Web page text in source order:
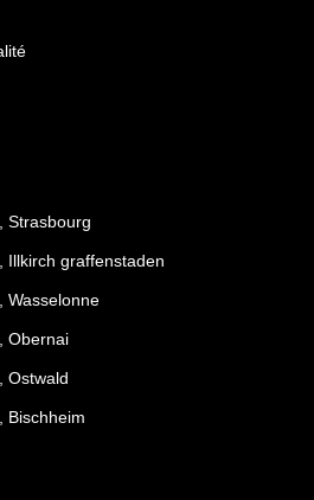
Strasbourg
Illkirch graffenstaden
Wasselonne
Obernai
Ostwald
Bischheim